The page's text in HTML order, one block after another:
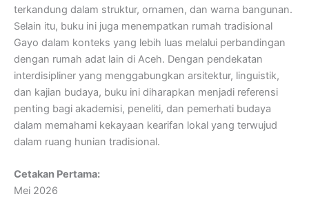
terkandung dalam struktur, ornamen, dan warna bangunan.
Selain itu, buku ini juga menempatkan rumah tradisional
Gayo dalam konteks yang lebih luas melalui perbandingan
dengan rumah adat lain di Aceh. Dengan pendekatan
interdisipliner yang menggabungkan arsitektur, linguistik,
dan kajian budaya, buku ini diharapkan menjadi referensi
penting bagi akademisi, peneliti, dan pemerhati budaya
dalam memahami kekayaan kearifan lokal yang terwujud
dalam ruang hunian tradisional.
Cetakan Pertama:
Mei 2026